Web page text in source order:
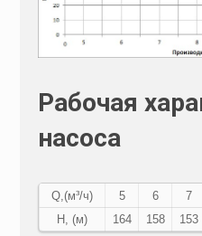
Рабочая
насоса
Q,(м³/ч) 5 6 7
Н, (м)
164 158 153